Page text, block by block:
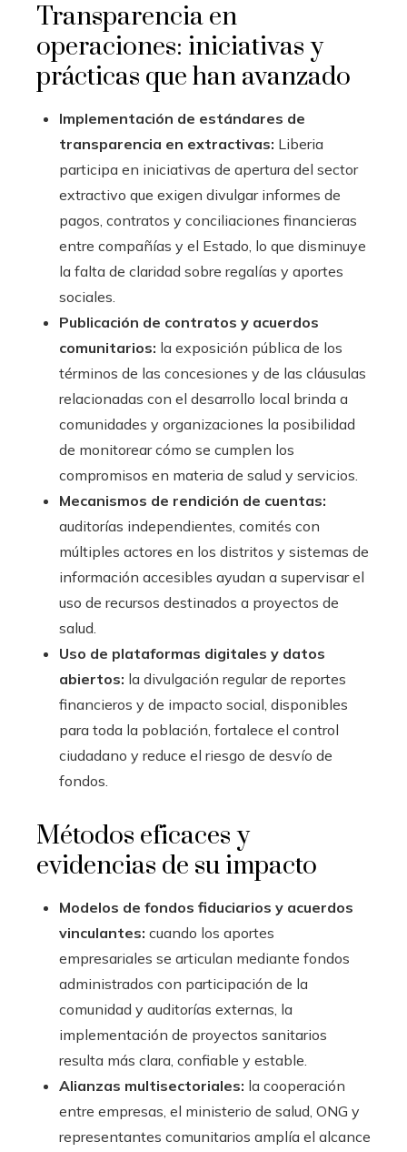
Transparencia en
operaciones: iniciativas y
prácticas que han avanzado
Implementación de estándares de
transparencia en extractivas: Liberia
participa en iniciativas de apertura del sector
extractivo que exigen divulgar informes de
pagos, contratos y conciliaciones financieras
entre compañías y el Estado, lo que disminuye
la falta de claridad sobre regalías y aportes
sociales.
Publicación de contratos y acuerdos
comunitarios: la exposición pública de los
términos de las concesiones y de las cláusulas
relacionadas con el desarrollo local brinda a
comunidades y organizaciones la posibilidad
de monitorear cómo se cumplen los
compromisos en materia de salud y servicios.
Mecanismos de rendición de cuentas:
auditorías independientes, comités con
múltiples actores en los distritos y sistemas de
información accesibles ayudan a supervisar el
uso de recursos destinados a proyectos de
salud.
Uso de plataformas digitales y datos
abiertos: la divulgación regular de reportes
financieros y de impacto social, disponibles
para toda la población, fortalece el control
ciudadano y reduce el riesgo de desvío de
fondos.
Métodos eficaces y
evidencias de su impacto
Modelos de fondos fiduciarios y acuerdos
vinculantes: cuando los aportes
empresariales se articulan mediante fondos
administrados con participación de la
comunidad y auditorías externas, la
implementación de proyectos sanitarios
resulta más clara, confiable y estable.
Alianzas multisectoriales: la cooperación
entre empresas, el ministerio de salud, ONG y
representantes comunitarios amplía el alcance